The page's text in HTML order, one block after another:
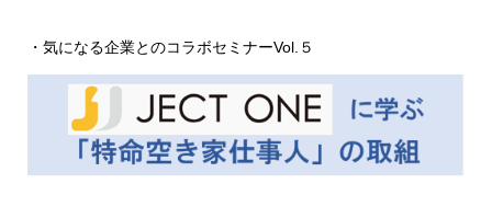
・気になる企業とのコラボセミナーVol.５